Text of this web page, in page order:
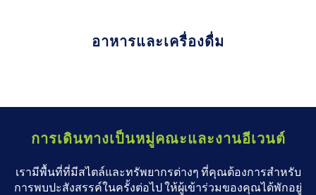
อาหารและเครื่องดื่ม
การเดินทางเป็นหมู่คณะและงานอีเวนต์
เรามีพื้นที่ที่มีสไตล์และทรัพยากรต่างๆ ที่คุณต้องการสําหรับ
การพบปะสังสรรค์ในครั้งต่อไป ให้ผู้เข้าร่วมของคุณได้พักอยู่